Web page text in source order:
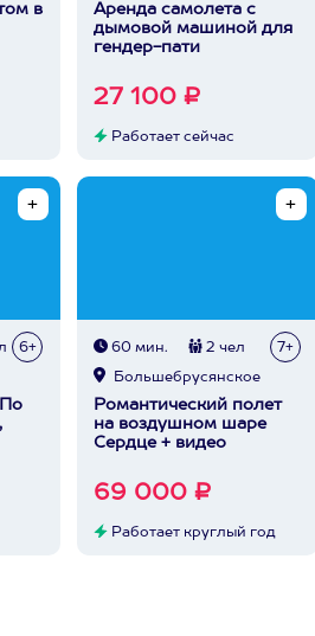
в
Аренда самолета с
дымовой машиной для
гендер-пати
27 100 ₽
Работает сейчас
6+ 60 мин. 2 чел 7+
Большебрусянское
Романтический полет
на воздушном шаре
Сердце + видео
69 000 ₽
Работает круглый год